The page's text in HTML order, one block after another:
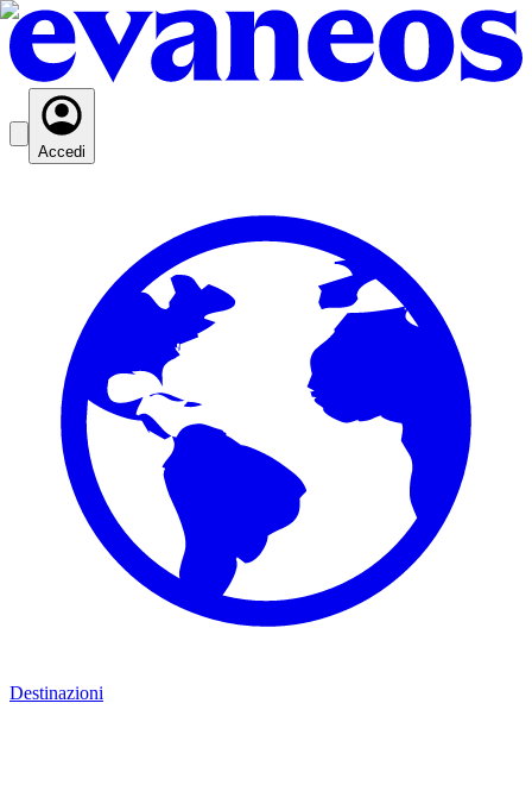
Accedi
Destinazioni